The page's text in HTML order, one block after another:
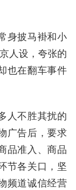
身披马褂和小
人设，夸张的
也在翻车事件
人不胜其扰的
广告后，要求
品准入、商品
节各关口，坚
频道诚信经营